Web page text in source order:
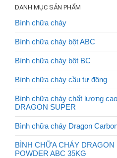
DANH MỤC SẢN PHẨM
Bình chữa cháy
Bình chữa cháy bột ABC
Bình chữa cháy bột BC
Bình chữa cháy cầu tự động
Bình chữa cháy chất lượng cao
DRAGON SUPER
Bình chữa cháy Dragon
BÌNH CHỮA CHÁY DRAGON
POWDER ABC 35KG